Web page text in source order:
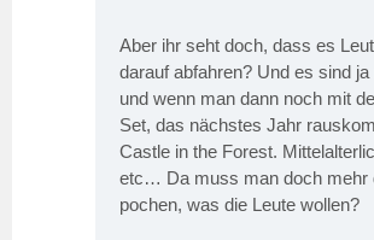
Aber ihr seht doch, dass es
darauf abfahren? Und es sind
und wenn man dann noch mit
Set, das nächstes Jahr
Castle in the Forest.
etc… Da muss man doch mehr
pochen, was die Leute wollen?